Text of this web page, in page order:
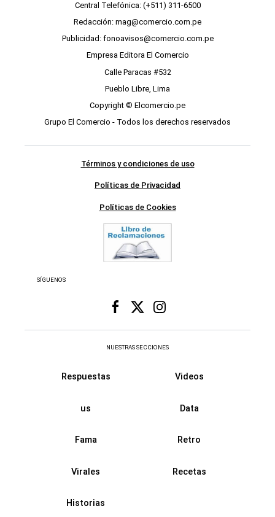
Central Telefónica: (+511) 311-6500
Redacción: mag@comercio.com.pe
Publicidad: fonoavisos@comercio.com.pe
Empresa Editora El Comercio
Calle Paracas #532
Pueblo Libre, Lima
Copyright © Elcomercio.pe
Grupo El Comercio - Todos los derechos reservados
Términos y condiciones de uso
Políticas de Privacidad
Políticas de Cookies
SÍGUENOS
NUESTRAS SECCIONES
Respuestas Videos
us Data
Fama Retro
Virales Recetas
Historias